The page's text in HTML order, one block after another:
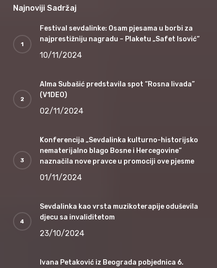
Najnoviji Sadržaj
Festival sevdalinke: Osam pjesama u borbi za
najprestižniju nagradu – Plaketu „Safet Isović“
10/11/2024
Alma Subašić predstavila spot “Rosna livada”
(V1DEO)
02/11/2024
Konferencija „Sevdalinka kulturno-historijsko
nematerijalno blago Bosne i Hercegovine“
naznačila nove pravce u promociji ove pjesme
01/11/2024
Sevdalinka kao vrsta muzikoterapije oduševila
djecu sa invaliditetom
23/10/2024
Ivana Petaković iz Beograda pobjednica 6.